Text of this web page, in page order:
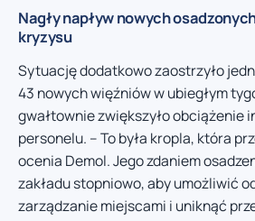
Nagły napływ nowych
kryzysu
Sytuację dodatkowo zaostrzyło
43 nowych więźniów w ubiegłym
gwałtownie zwiększyło obciążenie
personelu. – To była kropla, która
ocenia Demol. Jego zdaniem
zakładu stopniowo, aby umożliwić
zarządzanie miejscami i uniknąć